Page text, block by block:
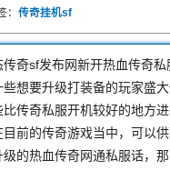
： 传奇挂机sf
奇sf发布网新开热血传奇
想要升级打装备的玩家盛
传奇私服开机较好的地方
前的传奇游戏当中，可以
的热血传奇网通私服话，